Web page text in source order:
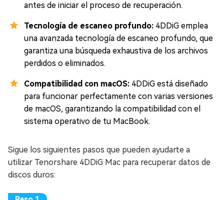
antes de iniciar el proceso de recuperación.
Tecnología de escaneo profundo: 4DDiG emplea
una avanzada tecnología de escaneo profundo, que
garantiza una búsqueda exhaustiva de los archivos
perdidos o eliminados.
Compatibilidad con macOS: 4DDiG está diseñado
para funcionar perfectamente con varias versiones
de macOS, garantizando la compatibilidad con el
sistema operativo de tu MacBook.
Sigue los siguientes pasos que pueden ayudarte a
utilizar Tenorshare 4DDiG Mac para recuperar datos de
discos duros: